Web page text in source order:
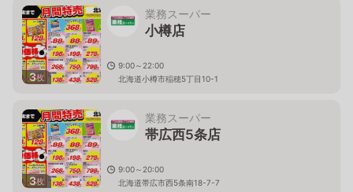
3枚
業務スーパー
小樽店
9:00～22:00
北海道小樽市稲穂5丁目10-1
3枚
業務スーパー
帯広西5条店
9:00～20:00
北海道帯広市西5条南18-7-7